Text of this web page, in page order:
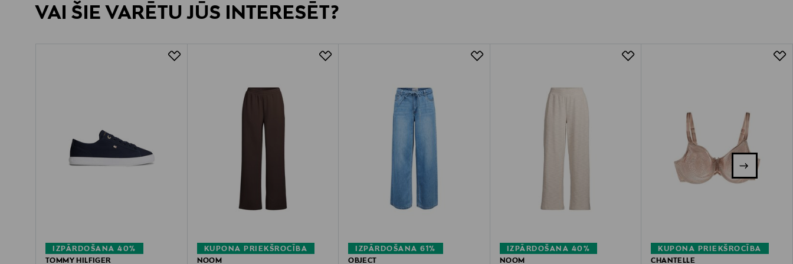
VAI ŠIE VARĒTU JŪS INTERESĒT?
IZPĀRDOŠANA 40%
TOMMY HILFIGER
KUPONA PRIEKŠROCĪBA
NOOM
IZPĀRDOŠANA 61%
OBJECT
IZPĀRDOŠANA 40%
NOOM
KUPONA PRIEKŠROCĪBA
CHANTELLE